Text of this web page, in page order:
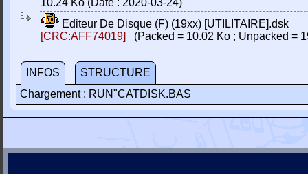
10.24 Ko (Date : 2020-03-24)
Editeur De Disque (F) (19xx) [UTILITAIRE].dsk
[CRC:AFF74019]
(Packed = 10.02 Ko ; Unpacked =
INFOS
STRUCTURE
Chargement : RUN"CATDISK.BAS